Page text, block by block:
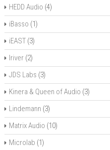
HEDD Audio (4)
iBasso (1)
iEAST(3)
Iriver (2)
JDS Labs (3)
Kinera & Queen of Audio (3)
Lindemann (3)
Matrix Audio (10)
Microlab (1)